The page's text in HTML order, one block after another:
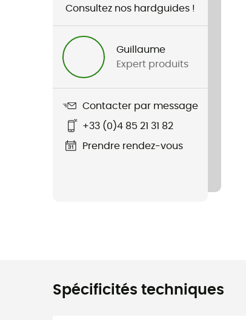
Consultez nos hardguides !
Guillaume
Expert produits
Contacter par message
+33 (0)4 85 21 31 82
Prendre rendez-vous
Spécificités techniques